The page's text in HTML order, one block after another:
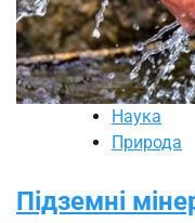
Наука
Природа
Підземні